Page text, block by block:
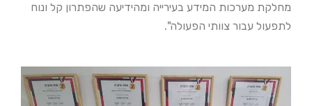
מחלקת מערכות המידע בעירייה ומהידיעה שהפתרון קל ונוח
לתפעול עבור צוותי הפעולה".